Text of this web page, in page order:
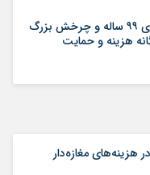
توقف واگذاری زمین‌های ۹۹ ساله و چرخش بزرگ
هزینه و حمایت
هزینه‌‌های مغازه‌‌دار